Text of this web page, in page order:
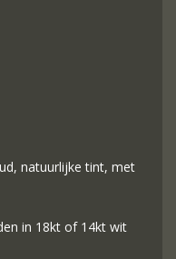
natuurlijke tint, met
in 18kt of 14kt wit